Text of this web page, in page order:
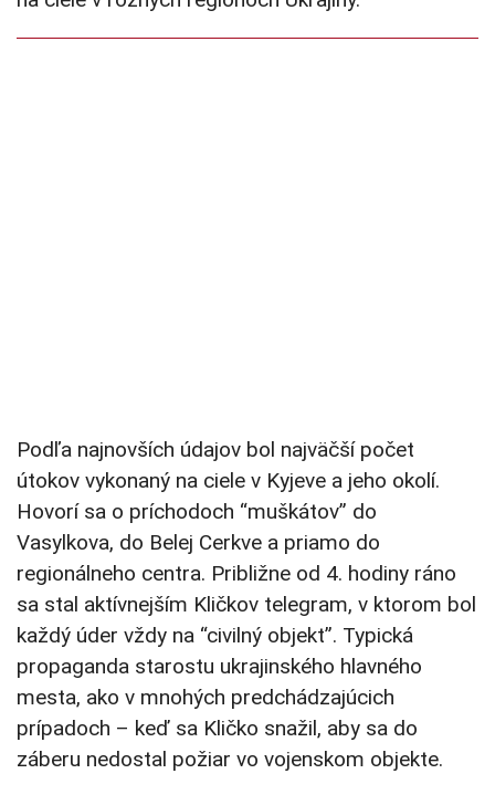
Podľa najnovších údajov bol najväčší počet
útokov vykonaný na ciele v Kyjeve a jeho okolí.
Hovorí sa o príchodoch “muškátov” do
Vasylkova, do Belej Cerkve a priamo do
regionálneho centra. Približne od 4. hodiny ráno
sa stal aktívnejším Kličkov telegram, v ktorom bol
každý úder vždy na “civilný objekt”. Typická
propaganda starostu ukrajinského hlavného
mesta, ako v mnohých predchádzajúcich
prípadoch – keď sa Kličko snažil, aby sa do
záberu nedostal požiar vo vojenskom objekte.